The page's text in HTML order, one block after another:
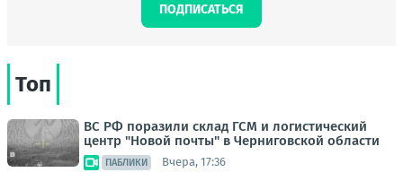
ПОДПИСАТЬСЯ
Топ
ВС РФ поразили склад ГСМ и логистический
центр "Новой почты" в Черниговской области
ПАБЛИКИ Вчера, 17:36